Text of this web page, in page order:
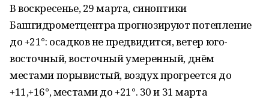
В воскресенье, 29 марта, синоптики
Башгидрометцентра прогнозируют потепление
до +21°: осадков не предвидится, ветер юго-
восточный, восточный умеренный, днём
местами порывистый, воздух прогреется до
+11,+16°, местами до +21°. 30 и 31 марта